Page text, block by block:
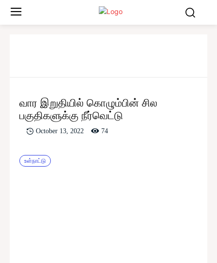
வார இறுதியில் கொழும்பின் சில
பகுதிகளுக்கு நீர்வெட்டு
October 13, 2022 74
உள்நாட்டு